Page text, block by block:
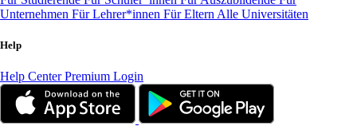
Unternehmen Für Lehrer*innen Für Eltern Alle Universitäten
Help
Help CenterPremium Login